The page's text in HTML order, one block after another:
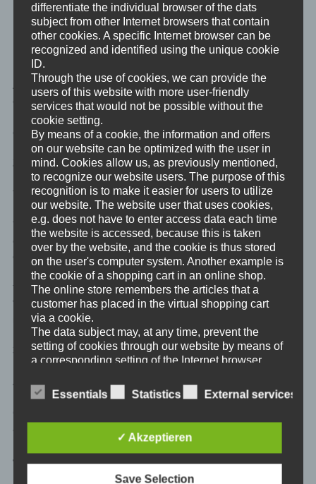
Die Emotionen
1. Ärger
Ärger ist eine spontane, innere, negativ-emotionale Reaktion auf
eine unangenehme oder unerwünschte Situation, Person oder
Erinnerung. Das, was Ärger hervorruft – das Ärgernis –, kann
eine Frustration, etwa eine Kränkung sein.
2. Traurigkeit
Traurigkeit ist eine Emotion, die auf einem meist schicksalhaften
Ereignis gründet und eine tiefe Betroffenheit enthalten kann.
Traurigkeit ist das allgemeine, lebhafte, wenn auch nicht durch
eine bestimmte, im Augenblick eben vorhandene Ursache
erregte Schmerzgefühl.
Traurigkeit ist zu unterscheiden von echter trauer nach z.B. dem
Verlust eines geliebten Menschen. Hier geht es um Traurigkeit,
nicht um Trauerarbeit.
3. Angst
Angst ist das Gefühl einer Bedrohung und bezeichnet die
Reaktion der Psyche auf eine gegenwärtige oder vorausgeahnte
abstrakten, diffusen Angst unterschieden.
4. Schuld
differentiate the individual browser of the dats
subject from other Internet browsers that contain
other cookies. A specific Internet browser can be
recognized and identified using the unique cookie
ID.
Through the use of cookies, we can provide the
users of this website with more user-friendly
services that would not be possible without the
cookie setting.
By means of a cookie, the information and offers
on our website can be optimized with the user in
mind. Cookies allow us, as previously mentioned,
to recognize our website users. The purpose of this
recognition is to make it easier for users to utilize
our website. The website user that uses cookies,
e.g. does not have to enter access data each time
the website is accessed, because this is taken
over by the website, and the cookie is thus stored
on the user's computer system. Another example is
the cookie of a shopping cart in an online shop.
The online store remembers the articles that a
customer has placed in the virtual shopping cart
via a cookie.
The data subject may, at any time, prevent the
setting of cookies through our website by means of
a corresponding setting of the Internet browser
of cookies. Furthermore, already set cookies may
be deleted at any time via an Internet browser or
popular Internet browsers. If the data subject
deactivates the setting of cookies in the Internet
be entirely usable.
Essentials Statistics External services
✓ Akzeptieren
Save Selection